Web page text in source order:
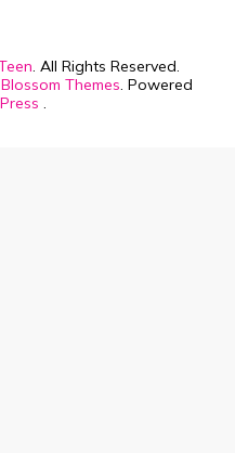
. All Rights Reserved.
Blossom Themes. Powered
.